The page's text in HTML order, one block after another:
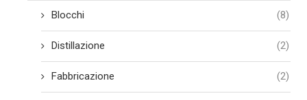
Blocchi (8)
Distillazione (2)
Fabbricazione (2)